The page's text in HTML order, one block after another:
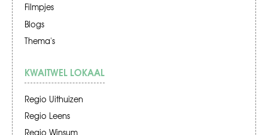
Filmpjes
Blogs
Thema's
KWAITWEL LOKAAL
Regio Uithuizen
Regio Leens
Regio Winsum